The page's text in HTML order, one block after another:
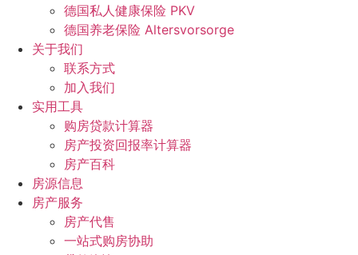
德国私人健康保险 PKV
德国养老保险 Altersvorsorge
关于我们
联系方式
加入我们
实用工具
购房贷款计算器
房产投资回报率计算器
房产百科
房源信息
房产服务
房产代售
一站式购房协助